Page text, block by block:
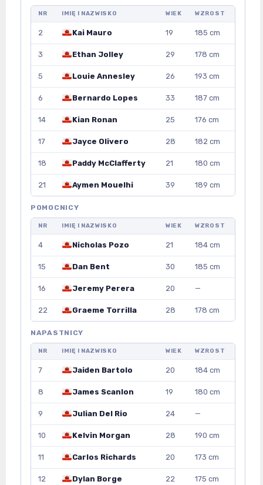
NR IMIĘ I NAZWISKO WIEK WZROST
2 Kai Mauro 19 185 cm
3 Ethan Jolley 29 178 cm
5 Louie Annesley 26 193 cm
6 Bernardo Lopes 33 187 cm
14 Kian Ronan 25 176 cm
17 Jayce Olivero 28 182 cm
18 Paddy McClafferty 21 180 cm
21 Aymen Mouelhi 39 189 cm
POMOCNICY
NR IMIĘ I NAZWISKO WIEK WZROST
4 Nicholas Pozo 21 184 cm
15 Dan Bent 30 185 cm
16 Jeremy Perera 20 —
22 Graeme Torrilla 28 178 cm
NAPASTNICY
NR IMIĘ I NAZWISKO WIEK WZROST
7 Jaiden Bartolo 20 184 cm
8 James Scanlon 19 180 cm
9 Julian Del Rio 24 —
10 Kelvin Morgan 28 190 cm
11 Carlos Richards 20 173 cm
12 Dylan Borge 22 175 cm